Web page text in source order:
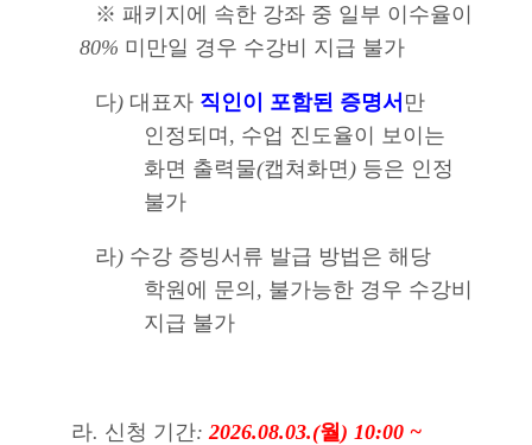
※ 패키지에 속한 강좌 중 일부 이수율이
80% 미만일 경우 수강비 지급 불가
다) 대표자 직인이 포함된 증명서 만
인정되며 , 수업 진도율이 보이는
화면 출력물(캡쳐화면 ) 등은 인정
불가
라) 수강 증빙서류 발급 방법은 해당
학원에 문의 , 불가능한 경우 수강비
지급 불가
라. 신청 기간: 2026.08.03.(월) 10:00 ~